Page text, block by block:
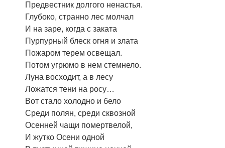
Предвестник долгого ненастья.
Глубоко, странно лес молчал
И на заре, когда с заката
Пурпурный блеск огня и злата
Пожаром терем освещал.
Потом угрюмо в нем стемнело.
Луна восходит, а в лесу
Ложатся тени на росу…
Вот стало холодно и бело
Среди полян, среди сквозной
Осенней чащи помертвелой,
И жутко Осени одной